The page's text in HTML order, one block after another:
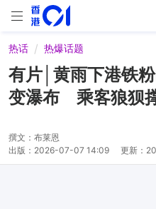
热话 热爆话题
有片│黄雨下港铁
变瀑布 乘客狼狈
撰文： 布莱恩
出版： 2026-07-07 14:09 更新：